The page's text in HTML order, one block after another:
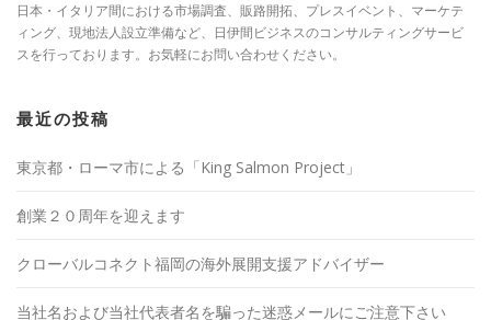
日本・イタリア間における市場調査、販路開拓、プレスイベント、マーケテ
ィング、現地法人設立準備など、日伊間ビジネスのコンサルティングサービ
スを行っております。お気軽にお問い合わせください。
最近の投稿
東京都・ローマ市による「King Salmon Project」
創業２０周年を迎えます
クローバルコネクト福岡の海外展開支援アドバイザー
当社名および当社代表者名を騙った迷惑メールにご注意下さい